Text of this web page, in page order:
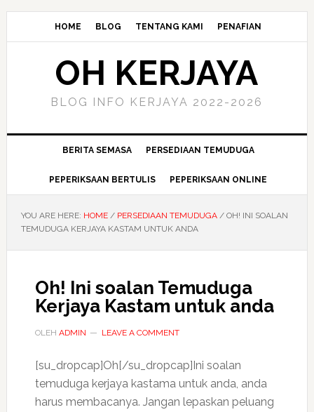
HOME BLOG TENTANG KAMI PENAFIAN
OH KERJAYA
BLOG INFO KERJAYA 2022-2026
BERITA SEMASA PERSEDIAAN TEMUDUGA
PEPERIKSAAN BERTULIS PEPERIKSAAN ONLINE
YOU ARE HERE: HOME / PERSEDIAAN TEMUDUGA /OH! INI SOALAN
TEMUDUGA KERJAYA KASTAM UNTUK ANDA
Oh! Ini soalan Temuduga
Kerjaya Kastam untuk anda
OLEH ADMIN LEAVE A COMMENT
[su_dropcap]Oh[/su_dropcap]Ini soalan
temuduga kerjaya kastama untuk anda, anda
harus membacanya. Jangan lepaskan peluang